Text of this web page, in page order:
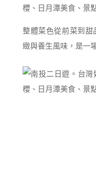
整體菜色從前菜到
緻與養生風味，是一